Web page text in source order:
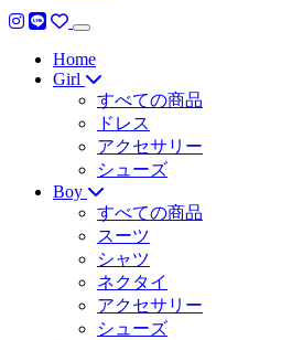
Home
Girl
すべての商品
ドレス
アクセサリー
シューズ
Boy
すべての商品
スーツ
シャツ
ネクタイ
アクセサリー
シューズ